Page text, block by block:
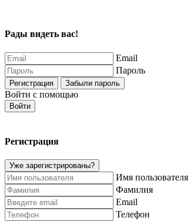
Рады видеть вас!
Email
Пароль
Регистрация Забыли пароль
Войти с помощью
Войти
Регистрация
Уже зарегистрированы?
Имя пользователя
Фамилия
Email
Телефон